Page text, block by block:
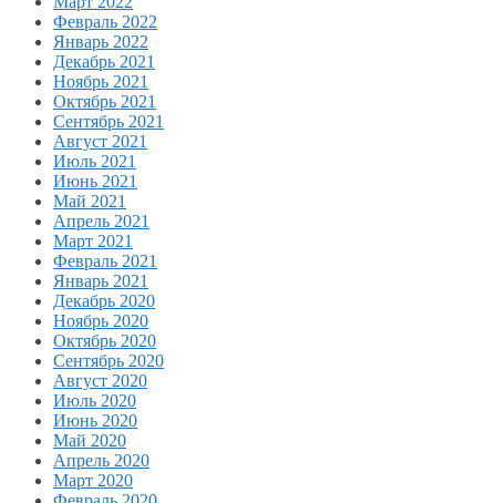
Февраль 2022
Январь 2022
Декабрь 2021
Ноябрь 2021
Октябрь 2021
Сентябрь 2021
Август 2021
Июль 2021
Июнь 2021
Май 2021
Апрель 2021
Март 2021
Февраль 2021
Январь 2021
Декабрь 2020
Ноябрь 2020
Октябрь 2020
Сентябрь 2020
Август 2020
Июль 2020
Июнь 2020
Май 2020
Апрель 2020
Март 2020